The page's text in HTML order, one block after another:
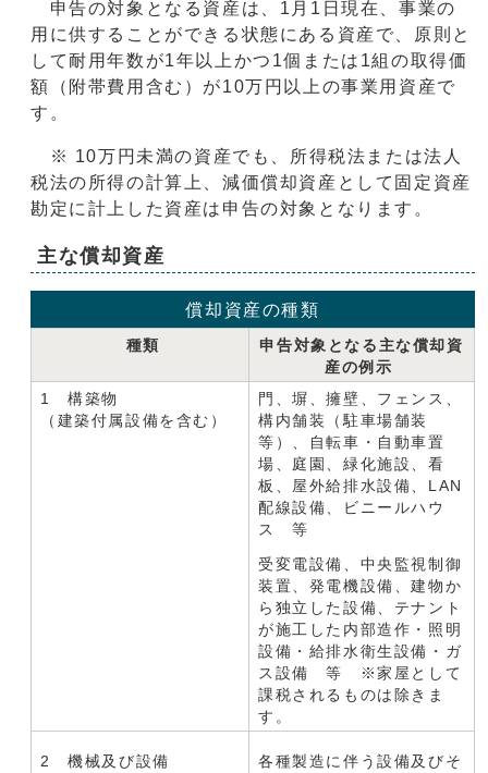
申告の対象となる資産は、1月1日現在、事業の
用に供することができる状態にある資産で、原則と
して耐用年数が1年以上かつ1個または1組の取得価
額（附帯費用含む）が10万円以上の事業用資産で
す。
※ 10万円未満の資産でも、所得税法または法人
税法の所得の計算上、減価償却資産として固定資産
勘定に計上した資産は申告の対象となります。
主な償却資産
償却資産の種類
種類
申告対象となる主な償却資
産の例示
1 構築物
（建築付属設備を含む）
門、塀、擁壁、フェンス、
構内舗装（駐車場舗装
等）、自転車・自動車置
場、庭園、緑化施設、看
板、屋外給排水設備、LAN
配線設備、ビニールハウ
ス 等
受変電設備、中央監視制御
装置、発電機設備、建物か
ら独立した設備、テナント
が施工した内部造作・照明
設備・給排水衛生設備・ガ
ス設備 等 ※家屋として
課税されるものは除きま
す。
2 機械及び設備
各種製造に伴う設備及びそ